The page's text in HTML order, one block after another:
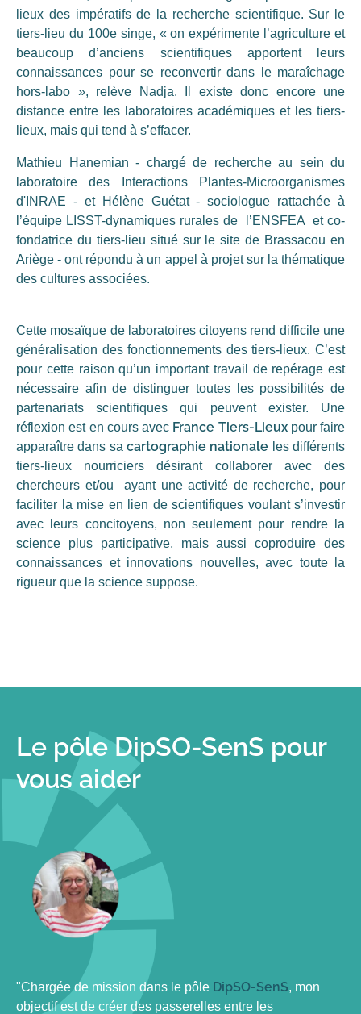
lieux des impératifs de la recherche scientifique. Sur le
tiers-lieu du 100e singe, « on expérimente l’agriculture et
beaucoup d’anciens scientifiques apportent leurs
connaissances pour se reconvertir dans le maraîchage
hors-labo », relève Nadja. Il existe donc encore une
distance entre les laboratoires académiques et les tiers-
lieux, mais qui tend à s’effacer.
Mathieu Hanemian - chargé de recherche au sein du
laboratoire des Interactions Plantes-Microorganismes
d'INRAE - et Hélène Guétat - sociologue rattachée à
l’équipe LISST-dynamiques rurales de l’ENSFEA et co-
fondatrice du tiers-lieu situé sur le site de Brassacou en
Ariège - ont répondu à un appel à projet sur la thématique
des cultures associées.
Cette mosaïque de laboratoires citoyens rend difficile une
généralisation des fonctionnements des tiers-lieux. C’est
pour cette raison qu’un important travail de repérage est
nécessaire afin de distinguer toutes les possibilités de
partenariats scientifiques qui peuvent exister. Une
réflexion est en cours avec France Tiers-Lieuxpour faire
apparaître dans sa cartographie nationale les différents
tiers-lieux nourriciers désirant collaborer avec des
chercheurs et/ou ayant une activité de recherche, pour
faciliter la mise en lien de scientifiques voulant s’investir
avec leurs concitoyens, non seulement pour rendre la
science plus participative, mais aussi coproduire des
connaissances et innovations nouvelles, avec toute la
rigueur que la science suppose.
Le pôle DipSO-SenS pour
vous aider
"Chargée de mission dans le pôle DipSO-SenS, mon
objectif est de créer des passerelles entre les